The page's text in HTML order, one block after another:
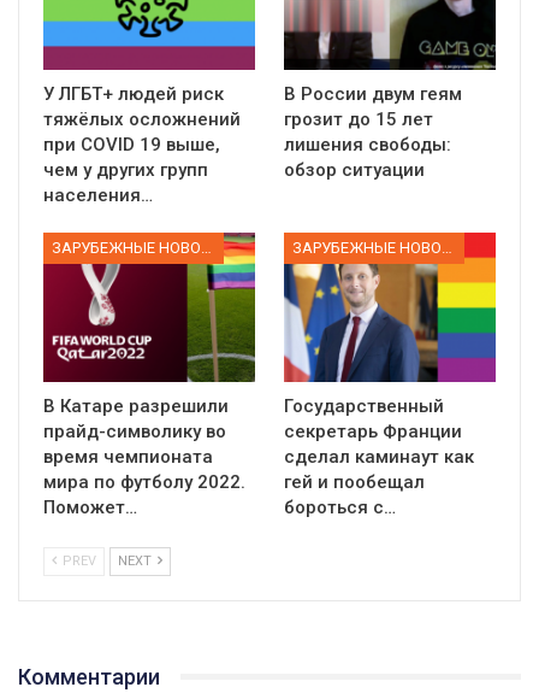
У ЛГБТ+ людей риск
тяжёлых осложнений
при COVID 19 выше,
чем у других групп
населения…
В России двум геям
грозит до 15 лет
лишения свободы:
обзор ситуации
ЗАРУБЕЖНЫЕ НОВОСТИ
В Катаре разрешили
прайд-символику во
время чемпионата
мира по футболу 2022.
Поможет…
ЗАРУБЕЖНЫЕ НОВОСТИ
Государственный
секретарь Франции
сделал каминаут как
гей и пообещал
бороться с…
PREV NEXT
Комментарии